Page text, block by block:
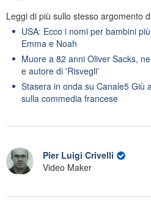
Leggi di più sullo stesso argomento
USA: Ecco i nomi per bambini
Emma e Noah
Muore a 82 anni Oliver Sacks,
e autore di 'Risvegli'
Stasera in onda su Canale5 Giù
sulla commedia francese
Pier Luigi Crivelli
Video Maker